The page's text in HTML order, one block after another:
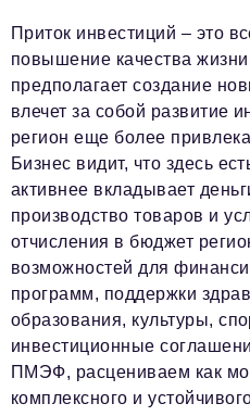
Приток инвестиций – это
повышение качества
предполагает создание
влечет за собой развитие
регион еще более
Бизнес видит, что здесь
активнее вкладывает
производство товаров и
отчисления в бюджет
возможностей для
программ, поддержки
образования, культуры,
инвестиционные
ПМЭФ, расцениваем как
комплексного и